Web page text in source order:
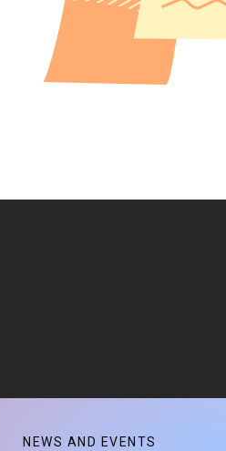
NEWS AND EVENTS